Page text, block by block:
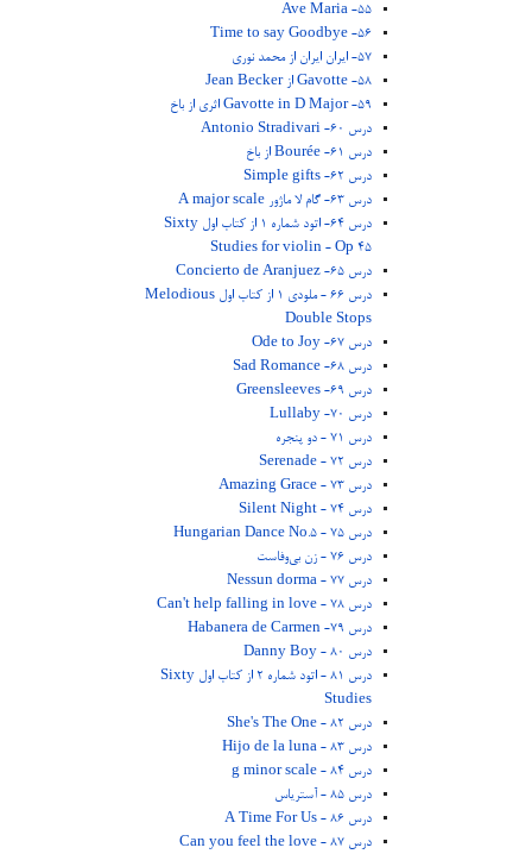
55- Ave Maria
56- Time to say Goodbye
57- ایران ایران از محمد نوری
58- Gavotte از Jean Becker
59- Gavotte in D Major اثری از باخ
درس 60- Antonio Stradivari
درس 61- Bourée از باخ
درس 62- Simple gifts
درس 63- گام لا ماژور A major scale
درس 64- اتود شماره 1 از کتاب اول Sixty
Studies for violin - Op 45
درس 65- Concierto de Aranjuez
درس 66 - ملودی 1 از کتاب اول Melodious
Double Stops
درس 67- Ode to Joy
درس 68- Sad Romance
درس 69- Greensleeves
درس 70- Lullaby
درس 71 - دو پنجره
درس 72 - Serenade
درس 73 - Amazing Grace
درس 74 - Silent Night
درس 75 - Hungarian Dance No.5
درس 76 - زن بی‌وفاست
درس 77 - Nessun dorma
درس 78 - Can't help falling in love
درس 79- Habanera de Carmen
درس 80 - Danny Boy
درس 81 - اتود شماره 2 از کتاب اول Sixty
Studies
درس 82 - She's The One
درس 83 - Hijo de la luna
درس 84 - g minor scale
درس 85 - آستریاس
درس 86 - A Time For Us
درس 87 - Can you feel the love